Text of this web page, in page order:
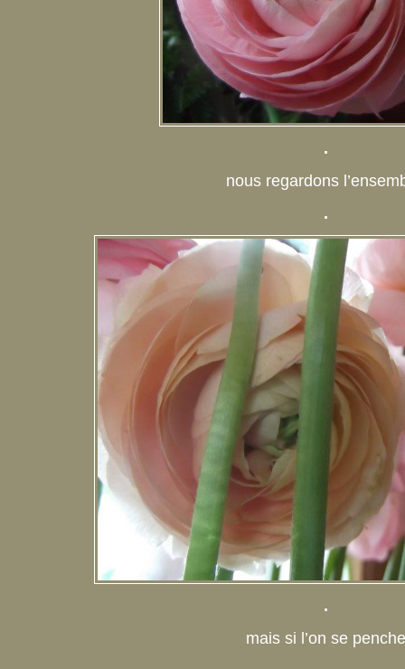
.
nous regardons
.
.
mais si l’on se penche